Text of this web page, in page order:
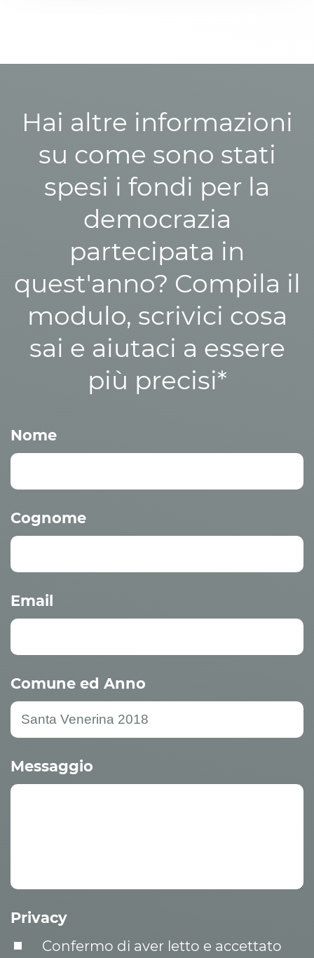
Hai altre informazioni
su come sono stati
spesi i fondi per la
democrazia
partecipata in
quest'anno? Compila il
modulo, scrivici cosa
sai e aiutaci a essere
più precisi*
Nome
Cognome
Email
Comune ed Anno
Messaggio
Privacy
Confermo di aver letto e accettato